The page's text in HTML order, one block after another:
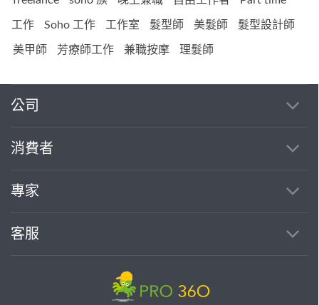
工作 Soho 工作 工作室 髮型師 美髮師 髮型設計師
美甲師 芳療師工作 兼職按摩 理髮師
公司
消費者
專家
客服